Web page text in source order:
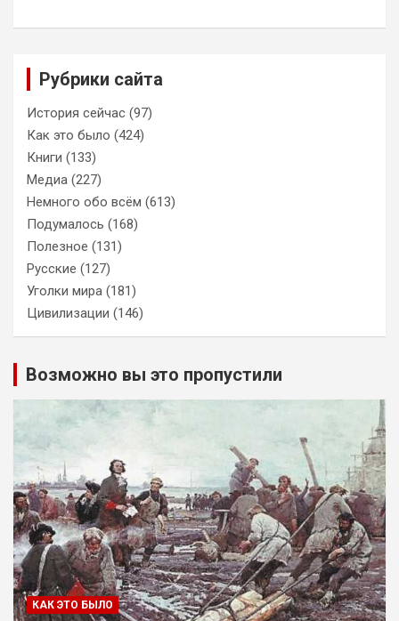
Рубрики сайта
История сейчас (97)
Как это было (424)
Книги (133)
Медиа (227)
Немного обо всём (613)
Подумалось (168)
Полезное (131)
Русские (127)
Уголки мира (181)
Цивилизации (146)
Возможно вы это пропустили
КАК ЭТО БЫЛО